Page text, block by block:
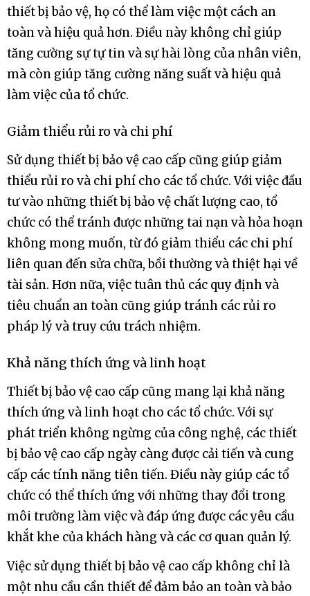
thiết bị bảo vệ, họ có thể làm việc một cách an
toàn và hiệu quả hơn. Điều này không chỉ giúp
tăng cường sự tự tin và sự hài lòng của nhân viên,
mà còn giúp tăng cường năng suất và hiệu quả
làm việc của tổ chức.
Giảm thiểu rủi ro và chi phí
Sử dụng thiết bị bảo vệ cao cấp cũng giúp giảm
thiểu rủi ro và chi phí cho các tổ chức. Với việc đầu
tư vào những thiết bị bảo vệ chất lượng cao, tổ
chức có thể tránh được những tai nạn và hỏa hoạn
không mong muốn, từ đó giảm thiểu các chi phí
liên quan đến sửa chữa, bồi thường và thiệt hại về
tài sản. Hơn nữa, việc tuân thủ các quy định và
tiêu chuẩn an toàn cũng giúp tránh các rủi ro
pháp lý và truy cứu trách nhiệm.
Khả năng thích ứng và linh hoạt
Thiết bị bảo vệ cao cấp cũng mang lại khả năng
thích ứng và linh hoạt cho các tổ chức. Với sự
phát triển không ngừng của công nghệ, các thiết
bị bảo vệ cao cấp ngày càng được cải tiến và cung
cấp các tính năng tiên tiến. Điều này giúp các tổ
chức có thể thích ứng với những thay đổi trong
môi trường làm việc và đáp ứng được các yêu cầu
khắt khe của khách hàng và các cơ quan quản lý.
Việc sử dụng thiết bị bảo vệ cao cấp không chỉ là
một nhu cầu cần thiết để đảm bảo an toàn và bảo